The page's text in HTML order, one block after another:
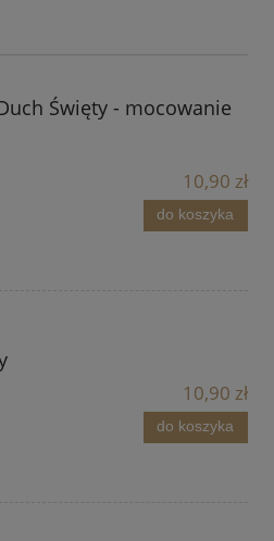
Święty - mocowanie
10,90 zł
do koszyka
10,90 zł
do koszyka